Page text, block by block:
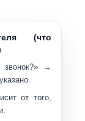
(что
→
от того,